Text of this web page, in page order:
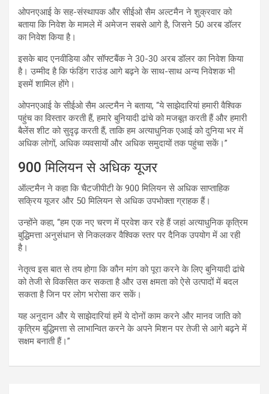
ओपनएआई के सह-संस्थापक और सीईओ सैम अल्टमैन ने शुक्रवार को
बताया कि निवेश के मामले में अमेजन सबसे आगे है, जिसने 50 अरब डॉलर
का निवेश किया है।
इसके बाद एनवीडिया और सॉफ्टबैंक ने 30-30 अरब डॉलर का निवेश किया
है। उम्मीद है कि फंडिंग राउंड आगे बढ़ने के साथ-साथ अन्य निवेशक भी
इसमें शामिल होंगे।
ओपनएआई के सीईओ सैम अल्टमैन ने बताया, “ये साझेदारियां हमारी वैश्विक
पहुंच का विस्तार करती हैं, हमारे बुनियादी ढांचे को मजबूत करती हैं और हमारी
बैलेंस शीट को सुदृढ़ करती हैं, ताकि हम अत्याधुनिक एआई को दुनिया भर में
अधिक लोगों, अधिक व्यवसायों और अधिक समुदायों तक पहुंचा सकें।”
900 मिलियन से अधिक यूजर
ऑल्टमैन ने कहा कि चैटजीपीटी के 900 मिलियन से अधिक साप्ताहिक
सक्रिय यूजर और 50 मिलियन से अधिक उपभोक्ता ग्राहक हैं।
उन्होंने कहा, “हम एक नए चरण में प्रवेश कर रहे हैं जहां अत्याधुनिक कृत्रिम
बुद्धिमत्ता अनुसंधान से निकलकर वैश्विक स्तर पर दैनिक उपयोग में आ रही
है।
नेतृत्व इस बात से तय होगा कि कौन मांग को पूरा करने के लिए बुनियादी ढांचे
को तेजी से विकसित कर सकता है और उस क्षमता को ऐसे उत्पादों में बदल
सकता है जिन पर लोग भरोसा कर सकें।
यह अनुदान और ये साझेदारियां हमें ये दोनों काम करने और मानव जाति को
कृत्रिम बुद्धिमत्ता से लाभान्वित करने के अपने मिशन पर तेजी से आगे बढ़ने में
सक्षम बनाती हैं।”